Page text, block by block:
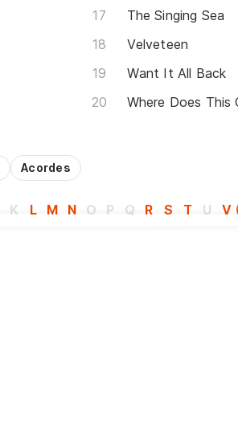
The Singing Sea
Velveteen
Want It All Back
Where Does This
Acordes
K L M N O P Q R S T U V